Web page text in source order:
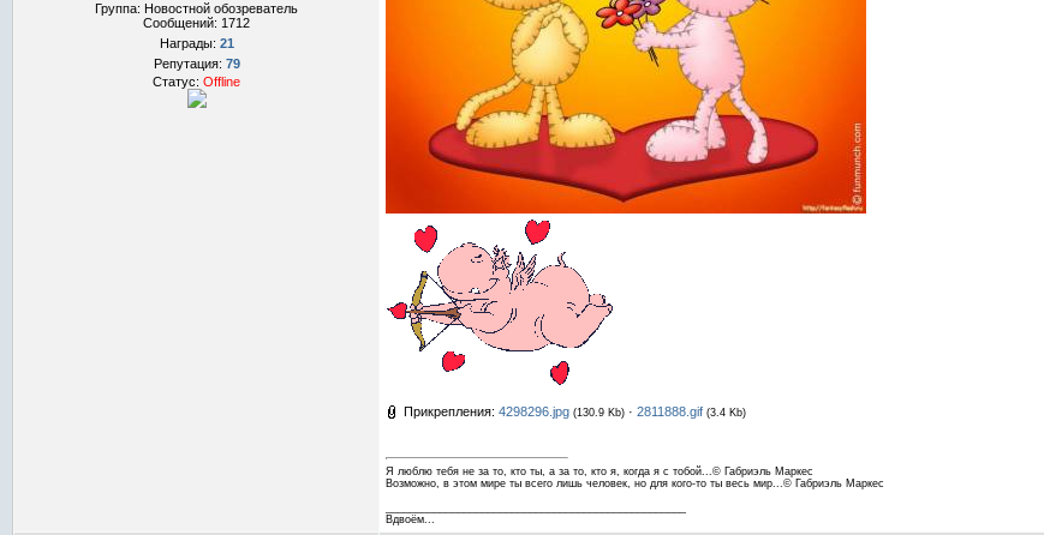
Группа: Новостной обозреватель
Сообщений: 1712
Награды: 21
Репутация: 79
Статус: Offline
Прикрепления: 4298296.jpg (130.9 Kb) · 2811888.gif (3.4 Kb)
Я люблю тебя не за то, кто ты, а за то, кто я, когда я с тобой...© Габриэль Маркес
Возможно, в этом мире ты всего лишь человек, но для кого-то ты весь мир...© Габриэль Маркес
Вдвоём...